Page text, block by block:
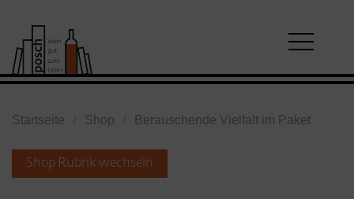
Startseite Shop Berauschende Vielfalt im Paket
Shop Rubrik wechseln